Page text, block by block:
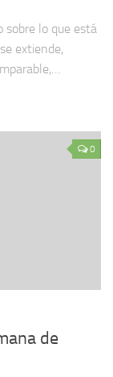
sobre lo que está
extiende,
0
de